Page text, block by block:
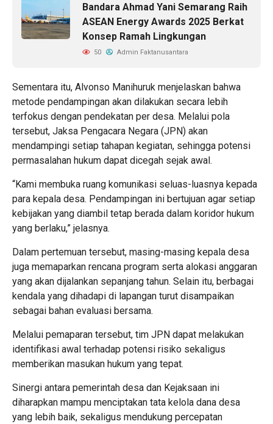
Bandara Ahmad Yani Semarang Raih
ASEAN Energy Awards 2025 Berkat
Konsep Ramah Lingkungan
50 Admin Faktanusantara
Sementara itu, Alvonso Manihuruk menjelaskan bahwa
metode pendampingan akan dilakukan secara lebih
terfokus dengan pendekatan per desa. Melalui pola
tersebut, Jaksa Pengacara Negara (JPN) akan
mendampingi setiap tahapan kegiatan, sehingga potensi
permasalahan hukum dapat dicegah sejak awal.
“Kami membuka ruang komunikasi seluas-luasnya kepada
para kepala desa. Pendampingan ini bertujuan agar setiap
kebijakan yang diambil tetap berada dalam koridor hukum
yang berlaku,” jelasnya.
Dalam pertemuan tersebut, masing-masing kepala desa
juga memaparkan rencana program serta alokasi anggaran
yang akan dijalankan sepanjang tahun. Selain itu, berbagai
kendala yang dihadapi di lapangan turut disampaikan
sebagai bahan evaluasi bersama.
Melalui pemaparan tersebut, tim JPN dapat melakukan
identifikasi awal terhadap potensi risiko sekaligus
memberikan masukan hukum yang tepat.
Sinergi antara pemerintah desa dan Kejaksaan ini
diharapkan mampu menciptakan tata kelola dana desa
yang lebih baik, sekaligus mendukung percepatan